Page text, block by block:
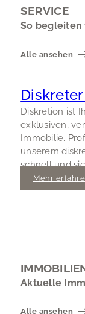
SERVICE
So begleiten
Alle ansehen
Diskretion ist
exklusiven,
Immobilie.
unserem
schnell und
Mehr
Aktuelle
Alle ansehen